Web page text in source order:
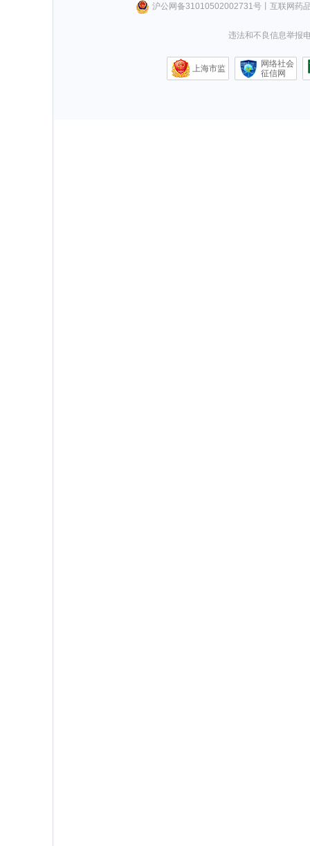
沪公网备31010502002731号丨 互联网药
违法和不良信息举报
上海市监
网络社会
征信网